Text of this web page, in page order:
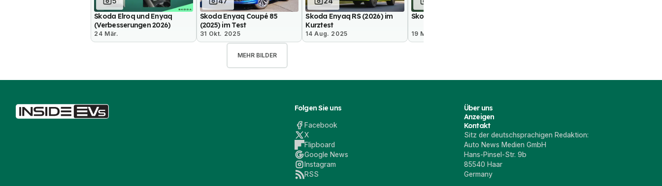
Skoda Elroq und Enyaq
(Verbesserungen 2026)
24 Mär.
Skoda Enyaq Coupé 85
(2025) im Test
31 Okt. 2025
Skoda Enyaq RS (2026) im
Kurztest
14 Aug. 2025
Skoda Enyaq RS (2025)
19 Mai 2025
MEHR BILDER
Folgen Sie uns
Facebook
X
Flipboard
Google News
Instagram
RSS
Über uns
Anzeigen
Kontakt
Sitz der deutschsprachigen Redaktion:
Auto News Medien GmbH
Hans-Pinsel-Str. 9b
85540 Haar
Germany